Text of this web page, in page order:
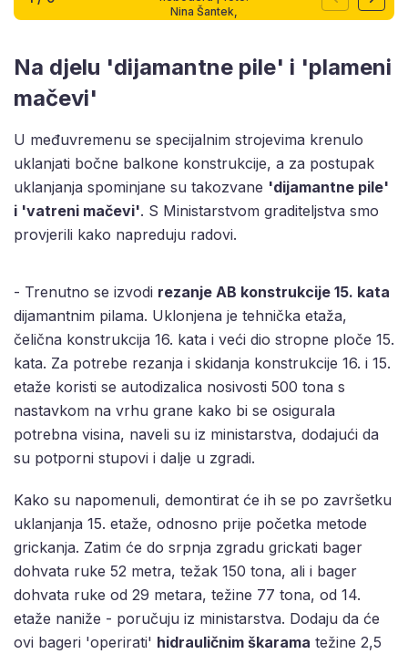
Nina Šantek,
Na djelu 'dijamantne pile' i 'plameni
mačevi'
U međuvremenu se specijalnim strojevima krenulo
uklanjati bočne balkone konstrukcije, a za postupak
uklanjanja spominjane su takozvane 'dijamantne pile'
i 'vatreni mačevi'. S Ministarstvom graditeljstva smo
provjerili kako napreduju radovi.
- Trenutno se izvodi rezanje AB konstrukcije 15. kata
dijamantnim pilama. Uklonjena je tehnička etaža,
čelična konstrukcija 16. kata i veći dio stropne ploče 15.
kata. Za potrebe rezanja i skidanja konstrukcije 16. i 15.
etaže koristi se autodizalica nosivosti 500 tona s
nastavkom na vrhu grane kako bi se osigurala
potrebna visina, naveli su iz ministarstva, dodajući da
su potporni stupovi i dalje u zgradi.
Kako su napomenuli, demontirat će ih se po završetku
uklanjanja 15. etaže, odnosno prije početka metode
grickanja. Zatim će do srpnja zgradu grickati bager
dohvata ruke 52 metra, težak 150 tona, ali i bager
dohvata ruke od 29 metara, težine 77 tona, od 14.
etaže naniže - poručuju iz ministarstva. Dodaju da će
ovi bageri 'operirati' hidrauličnim škarama težine 2,5